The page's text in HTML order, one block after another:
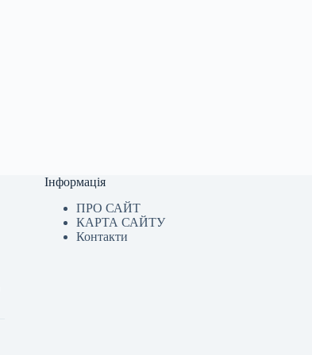
Інформація
ПРО САЙТ
КАРТА САЙТУ
Контакти